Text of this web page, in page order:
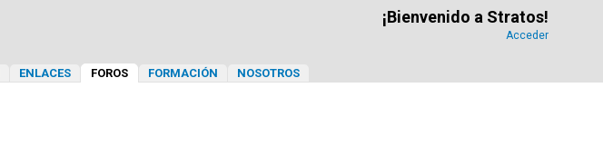
¡Bienvenido a Stratos!
Acceder
ENLACES FOROS FORMACIÓN NOSOTROS